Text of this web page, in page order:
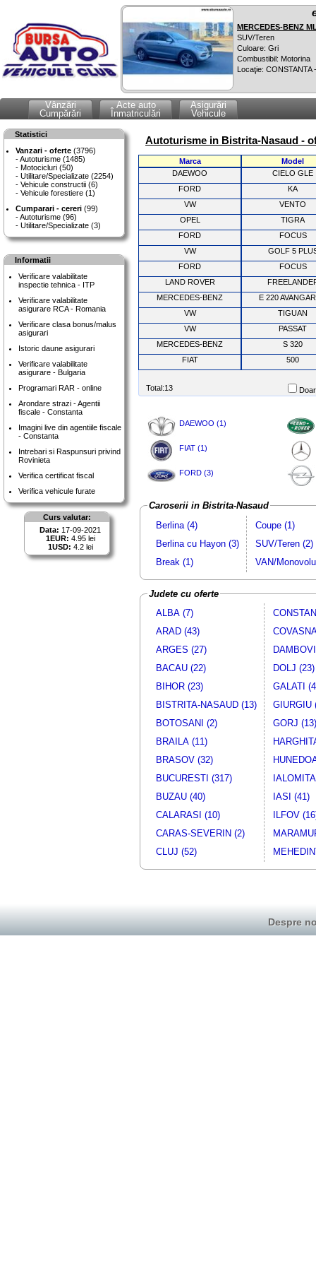
MERCEDES-BENZ
SUV/Teren
Culoare: Gri
Combustibil: Motorina
Locaţie: CONSTANTA
Vânzări
Cumpărări
Acte auto
Înmatriculări
Asigurări
Vehicule
Statistici
Vanzari - oferte (3796)
Autoturisme (1485)
Motocicluri (50)
Utilitare/Specializate (2254)
Vehicule constructii (6)
Vehicule forestiere (1)
Cumparari - cereri (99)
Autoturisme (96)
Utilitare/Specializate (3)
Informatii
Verificare valabilitate
inspectie tehnica - ITP
Verificare valabilitate
asigurare RCA - Romania
Verificare clasa bonus/malus
asigurari
Istoric daune asigurari
Verificare valabilitate
asigurare - Bulgaria
Programari RAR - online
Arondare strazi - Agentii
fiscale - Constanta
Imagini live din agentiile fiscale
- Constanta
Intrebari si Raspunsuri privind
Rovinieta
Verifica certificat fiscal
Verifica vehicule furate
Curs valutar:
Data: 17-09-2021
1EUR: 4.95 lei
1USD: 4.2 lei
Autoturisme in Bistrita-Nasaud -
Marca
Model
DAEWOO
CIELO GLE
FORD
KA
VW
VENTO
OPEL
TIGRA
FORD
FOCUS
VW
GOLF 5
FORD
FOCUS
LAND ROVER
MERCEDES-BENZ
E 220
VW
TIGUAN
VW
PASSAT
MERCEDES-BENZ
S 320
FIAT
500
Total:13
DAEWOO (1)
FIAT (1)
FORD (3)
Caroserii in Bistrita-Nasaud
Berlina (4)
Berlina cu Hayon (3)
Break (1)
Coupe (1)
SUV/Teren (2)
VAN/
Judete cu oferte
ALBA (7)
ARAD (43)
ARGES (27)
BACAU (22)
BIHOR (23)
BISTRITA-NASAUD (13)
BOTOSANI (2)
BRAILA (11)
BRASOV (32)
BUCURESTI (317)
BUZAU (40)
CALARASI (10)
CARAS-SEVERIN (2)
CLUJ (52)
DOLJ (23)
GALATI
GIURGIU
GORJ (13)
IASI (41)
ILFOV
Despre